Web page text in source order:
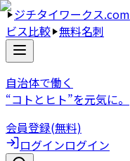
ジチタイワークス.com
ビス比較 無料名刺
自治体で働く
“コトとヒト”を元気に。
会員登録(無料)
ログインログイン